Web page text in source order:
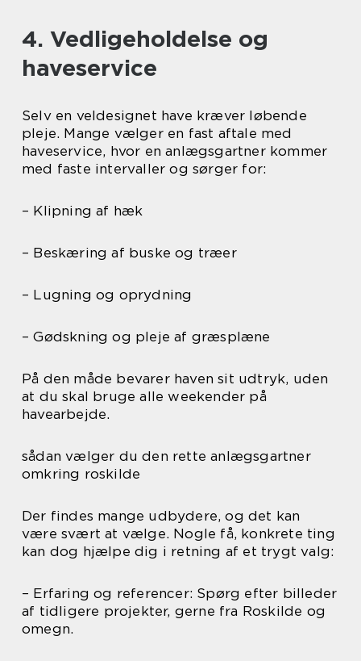
4. Vedligeholdelse og
haveservice
Selv en veldesignet have kræver løbende
pleje. Mange vælger en fast aftale med
haveservice, hvor en anlægsgartner kommer
med faste intervaller og sørger for:
– Klipning af hæk
– Beskæring af buske og træer
– Lugning og oprydning
– Gødskning og pleje af græsplæne
På den måde bevarer haven sit udtryk, uden
at du skal bruge alle weekender på
havearbejde.
sådan vælger du den rette anlægsgartner
omkring roskilde
Der findes mange udbydere, og det kan
være svært at vælge. Nogle få, konkrete ting
kan dog hjælpe dig i retning af et trygt valg:
– Erfaring og referencer: Spørg efter billeder
af tidligere projekter, gerne fra Roskilde og
omegn.